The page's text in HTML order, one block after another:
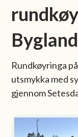
Rundkøyringa
utsmykka med
gjennom